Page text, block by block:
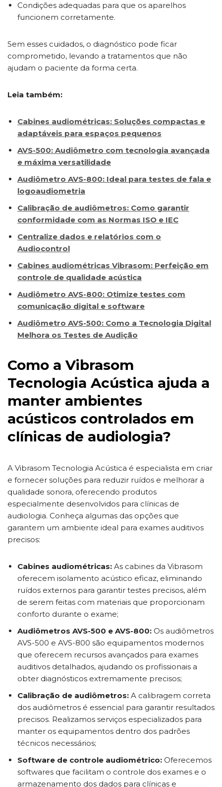
Condições adequadas para que os aparelhos
funcionem corretamente.
Sem esses cuidados, o diagnóstico pode ficar
comprometido, levando a tratamentos que não
ajudam o paciente da forma certa.
Leia também:
Cabines audiométricas: Soluções compactas e
adaptáveis para espaços pequenos
AVS-500: Audiômetro com tecnologia avançada
e máxima versatilidade
Audiômetro AVS-800: Ideal para testes de fala e
logoaudiometria
Calibração de audiômetros: Como garantir
conformidade com as Normas ISO e IEC
Centralize dados e relatórios com o
Audiocontrol
Cabines audiométricas Vibrasom: Perfeição em
controle de qualidade acústica
Audiômetro AVS-800: Otimize testes com
comunicação digital e software
Audiômetro AVS-500: Como a Tecnologia Digital
Melhora os Testes de Audição
Como a Vibrasom
Tecnologia Acústica ajuda a
manter ambientes
acústicos controlados em
clínicas de audiologia?
A Vibrasom Tecnologia Acústica é especialista em criar
e fornecer soluções para reduzir ruídos e melhorar a
qualidade sonora, oferecendo produtos
especialmente desenvolvidos para clínicas de
audiologia. Conheça algumas das opções que
garantem um ambiente ideal para exames auditivos
precisos:
Cabines audiométricas: As cabines da Vibrasom
oferecem isolamento acústico eficaz, eliminando
ruídos externos para garantir testes precisos, além
de serem feitas com materiais que proporcionam
conforto durante o exame;
Audiômetros AVS-500 e AVS-800: Os audiômetros
AVS-500 e AVS-800 são equipamentos modernos
que oferecem recursos avançados para exames
auditivos detalhados, ajudando os profissionais a
obter diagnósticos extremamente precisos;
Calibração de audiômetros: A calibragem correta
dos audiômetros é essencial para garantir resultados
precisos. Realizamos serviços especializados para
manter os equipamentos dentro dos padrões
técnicos necessários;
Software de controle audiométrico: Oferecemos
softwares que facilitam o controle dos exames e o
armazenamento dos dados para clínicas e